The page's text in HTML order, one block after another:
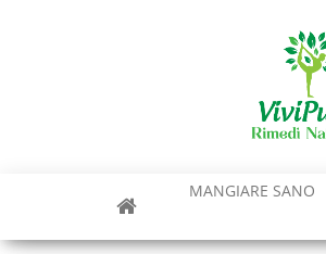
MANGIARE SANO